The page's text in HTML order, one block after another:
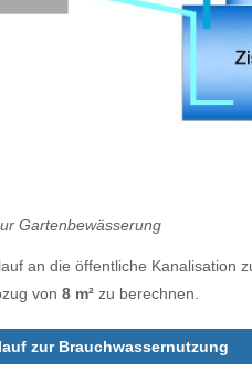
Gartenbewässerung
an die öffentliche Kanalisation
von 8 m² zu berechnen.
zur Brauchwassernutzung